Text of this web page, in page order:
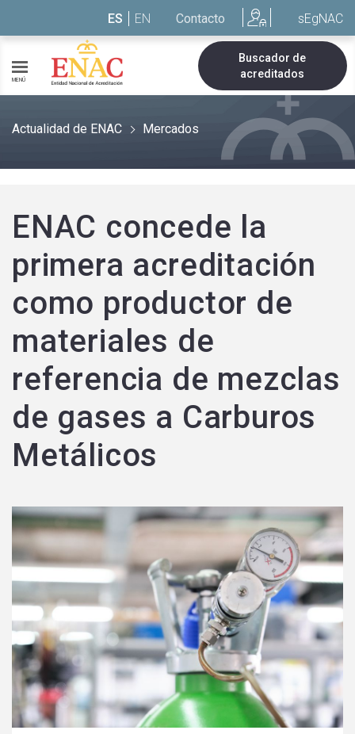
ES EN Contacto sEgNAC
MENÚ
Buscador de
acreditados
Actualidad de ENAC Mercados
ENAC concede la
primera acreditación
como productor de
materiales de
referencia de mezclas
de gases a Carburos
Metálicos